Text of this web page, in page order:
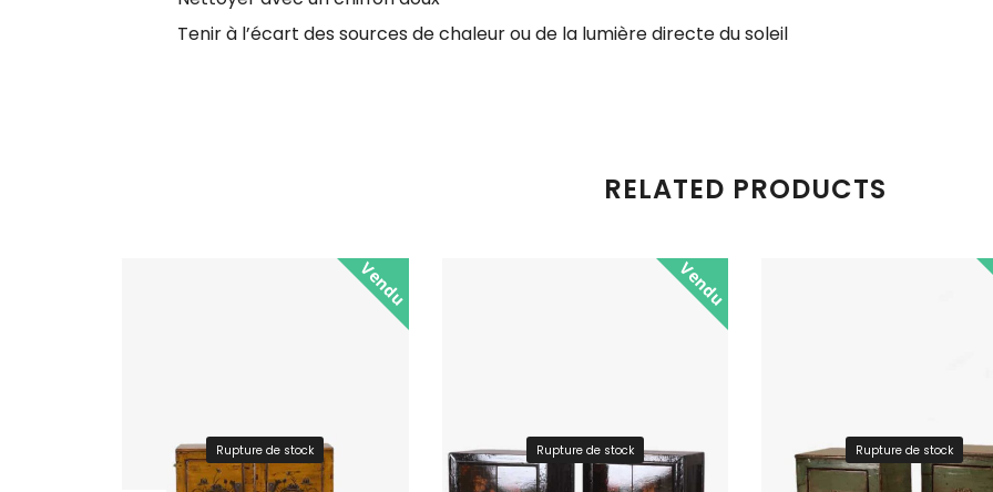
Tenir à l’écart des sources de chaleur ou de la lumière directe du soleil
RELATED PRODUCTS
Vendu
Rupture de stock
Vendu
Rupture de stock Rupture de stock